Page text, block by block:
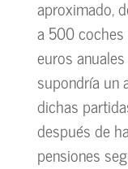
aproximado,
a 500
euros
supondría un
dichas
después de
pensiones